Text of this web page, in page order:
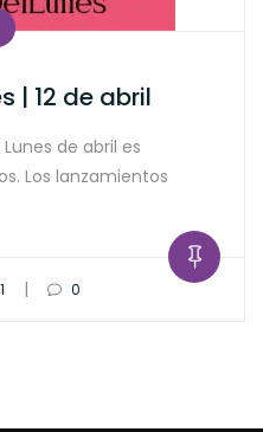
| 12 de abril
de abril es
Los lanzamientos
| 0